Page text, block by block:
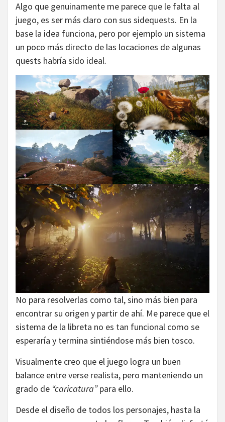
Algo que genuinamente me parece que le falta al
juego, es ser más claro con sus sidequests. En la
base la idea funciona, pero por ejemplo un sistema
un poco más directo de las locaciones de algunas
quests habría sido ideal.
No para resolverlas como tal, sino más bien para
encontrar su origen y partir de ahí. Me parece que el
sistema de la libreta no es tan funcional como se
esperaría y termina sintiéndose más bien tosco.
Visualmente creo que el juego logra un buen
balance entre verse realista, pero manteniendo un
grado de “caricatura”para ello.
Desde el diseño de todos los personajes, hasta la